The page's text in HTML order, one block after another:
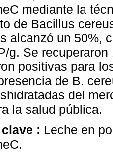
mediante la
de Bacillus
alcanzó un 50%,
g. Se
positivas para
de B.
del
la salud pública.
: Leche en